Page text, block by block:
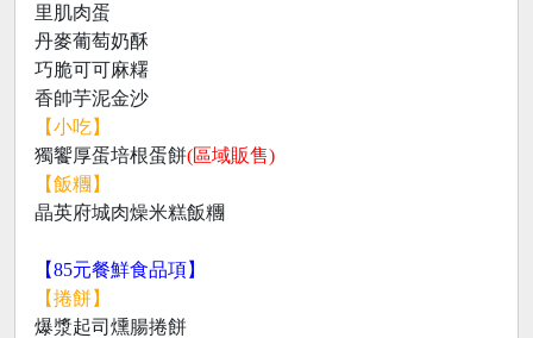
里肌肉蛋
丹麥葡萄奶酥
巧脆可可麻糬
香帥芋泥金沙
【小吃】
獨饗厚蛋培根蛋餅(區域販售)
【飯糰】
晶英府城肉燥米糕飯糰
【85元餐鮮食品項】
【捲餅】
爆漿起司燻腸捲餅